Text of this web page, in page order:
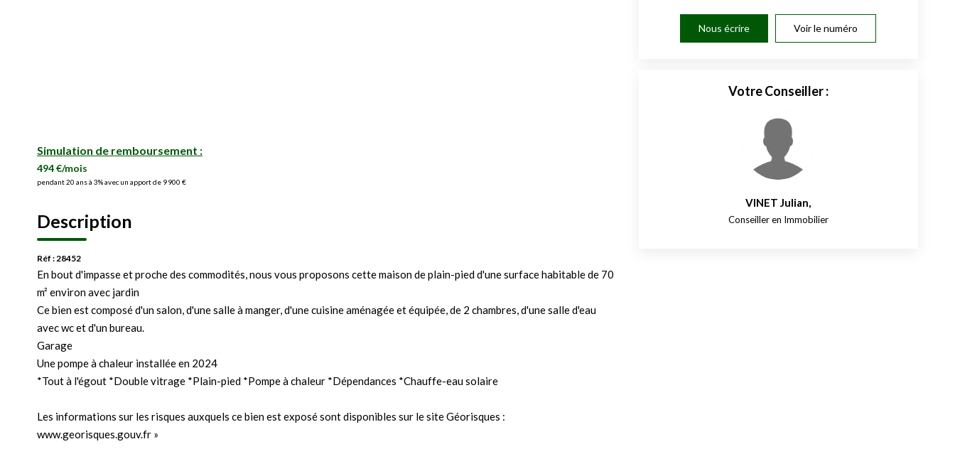
Simulation de remboursement :
494 €/mois
pendant 20 ans à 3% avec un apport de 9 900 €
Description
Réf : 28452
En bout d'impasse et proche des commodités, nous vous proposons cette maison de plain-pied d'une surface habitable de 70
m² environ avec jardin
Ce bien est composé d'un salon, d'une salle à manger, d'une cuisine aménagée et équipée, de 2 chambres, d'une salle d'eau
avec wc et d'un bureau.
Garage
Une pompe à chaleur installée en 2024
*Tout à l'égout *Double vitrage *Plain-pied *Pompe à chaleur *Dépendances *Chauffe-eau solaire
Les informations sur les risques auxquels ce bien est exposé sont disponibles sur le site Géorisques :
www.georisques.gouv.fr »
Nous écrire Voir le numéro
Votre Conseiller :
VINET Julian,
Conseiller en Immobilier